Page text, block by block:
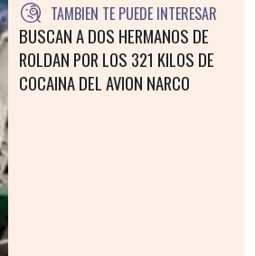
TAMBIEN TE PUEDE INTERESAR
BUSCAN A DOS HERMANOS DE
ROLDAN POR LOS 321 KILOS DE
COCAINA DEL AVION NARCO